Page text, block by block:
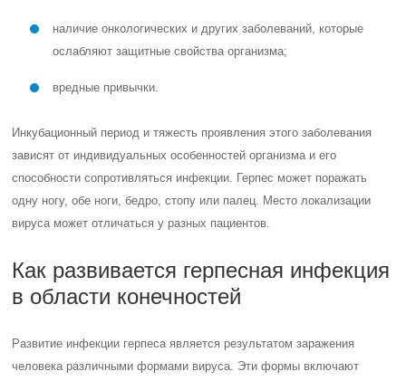
наличие онкологических и других заболеваний, которые
ослабляют защитные свойства организма;
вредные привычки.
Инкубационный период и тяжесть проявления этого заболевания
зависят от индивидуальных особенностей организма и его
способности сопротивляться инфекции. Герпес может поражать
одну ногу, обе ноги, бедро, стопу или палец. Место локализации
вируса может отличаться у разных пациентов.
Как развивается герпесная инфекция
в области конечностей
Развитие инфекции герпеса является результатом заражения
человека различными формами вируса. Эти формы включают